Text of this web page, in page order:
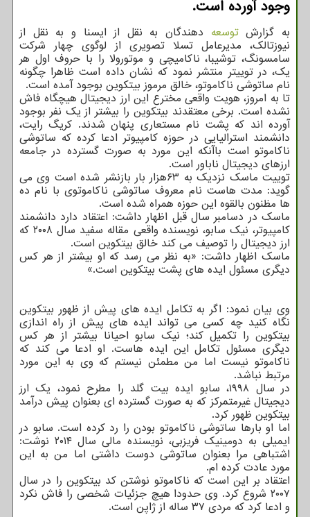
وجود آورده است.
به گزارشتوسعه دهندگان به نقل از ایسنا و به نقل از
نیوزتالک، مدیرعامل تسلا تصویری از لوگوی چهار شرکت
سامسونگ، توشیبا، ناکامیچی و موتورولا را با حروف اول هر
یک، در توییتر منتشر نمود که نشان داده است ظاهرا چگونه
نام ساتوشی ناکاموتو، خالق مرموز بیتکوین بوجود آمده است.
تا به امروز، هویت واقعی مخترع این ارز دیجیتال هیچگاه فاش
نشده است. برخی معتقدند بیتکوین را بیشتر از یک نفر بوجود
آورده اند که پشت نام مستعاری پنهان شدند. کریگ رایت،
دانشمند استرالیایی در حوزه کامپیوتر ادعا کرده که ساتوشی
ناکاموتو است باآنکه این مورد به صورت گسترده در جامعه
ارزهای دیجیتال ناباور است.
توییت ماسک نزدیک به ۶۳هزار بار بازنشر شده است وی می
گوید: مدت هاست نام معروف ساتوشی ناکاموتوی با نام ده
ها مظنون بالقوه این حوزه همراه شده است.
ماسک در دسامبر سال قبل اظهار داشت: اعتقاد دارد دانشمند
کامپیوتر، نیک سابو، نویسنده واقعی مقاله سفید سال ۲۰۰۸ که
ارز دیجیتال را توصیف می کند خالق بیتکوین است.
ماسک اظهار داشت: «به نظر می رسد که او بیشتر از هر کس
دیگری مسئول ایده های پشت بیتکوین است.»
وی بیان نمود: اگر به تکامل ایده های پیش از ظهور بیتکوین
نگاه کنید چه کسی می تواند ایده های پیش از راه اندازی
بیتکوین را تکمیل کند؛ نیک سابو احیانا بیشتر از هر کس
دیگری مسئول تکامل این ایده هاست. او ادعا می کند که
ناکاموتو نیست اما من مطمئن نیستم که وی به این مورد
مرتبط نباشد.
در سال ۱۹۹۸، سابو ایده بیت گلد را مطرح نمود، یک ارز
دیجیتال غیرمتمرکز که به صورت گسترده ای بعنوان پیش درآمد
بیتکوین ظهور کرد.
اما او بارها ساتوشی ناکاموتو بودن را رد کرده است. سابو در
ایمیلی به دومینیک فریزبی، نویسنده مالی سال ۲۰۱۴ نوشت:
اشتباهی مرا بعنوان ساتوشی دوست داشتی اما من به این
مورد عادت کرده ام.
اعتقاد بر این است که ناکاموتو نوشتن کد بیتکوین را در سال
۲۰۰۷ شروع کرد. وی حدودا هیچ جزئیات شخصی را فاش نکرد
و ادعا کرد که مردی ۳۷ ساله از ژاپن است.